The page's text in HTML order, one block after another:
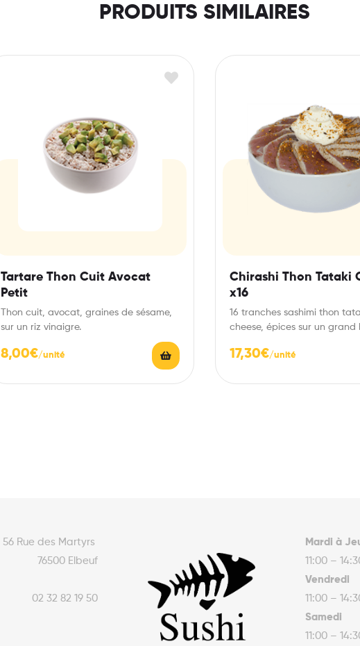
PRODUITS SIMILAIRES
Tartare Thon Cuit Avocat
Petit
Thon cuit, avocat, graines de sésame,
sur un riz vinaigre.
8,00€
Chirashi Thon Tataki
x16
16 tranches sashimi thon
cheese, épices sur un grand
17,30€
56 Rue des Martyrs
76500 Elbeuf
02 32 82 19 50
Mardi à
11:00 –
Vendredi
11:00 –
Samedi
11:00 –